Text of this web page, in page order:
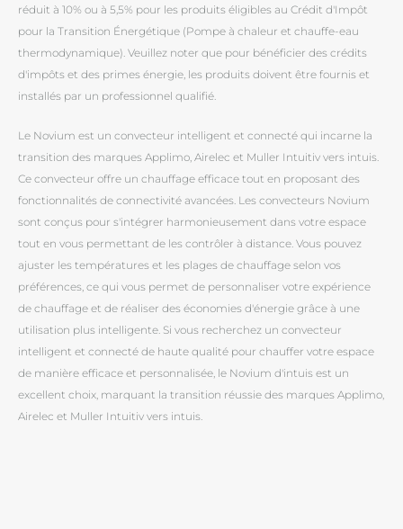
réduit à 10% ou à 5,5% pour les produits éligibles au Crédit d'Impôt
pour la Transition Énergétique (Pompe à chaleur et chauffe-eau
thermodynamique). Veuillez noter que pour bénéficier des crédits
d'impôts et des primes énergie, les produits doivent être fournis et
installés par un professionnel qualifié.
Le Novium est un convecteur intelligent et connecté qui incarne la
transition des marques Applimo, Airelec et Muller Intuitiv vers intuis.
Ce convecteur offre un chauffage efficace tout en proposant des
fonctionnalités de connectivité avancées. Les convecteurs Novium
sont conçus pour s'intégrer harmonieusement dans votre espace
tout en vous permettant de les contrôler à distance. Vous pouvez
ajuster les températures et les plages de chauffage selon vos
préférences, ce qui vous permet de personnaliser votre expérience
de chauffage et de réaliser des économies d'énergie grâce à une
utilisation plus intelligente. Si vous recherchez un convecteur
intelligent et connecté de haute qualité pour chauffer votre espace
de manière efficace et personnalisée, le Novium d'intuis est un
excellent choix, marquant la transition réussie des marques Applimo,
Airelec et Muller Intuitiv vers intuis.